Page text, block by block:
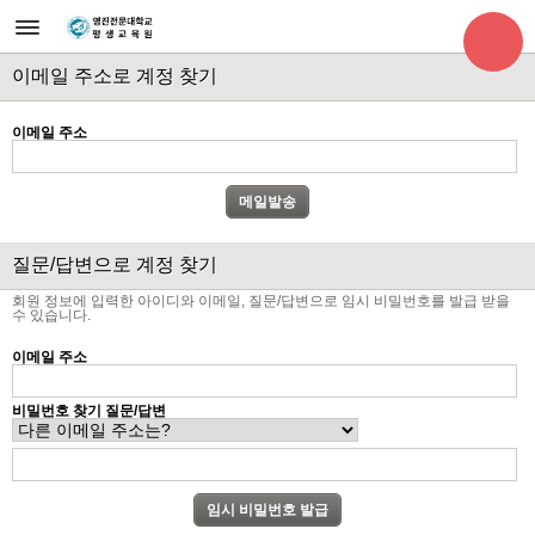
이메일 주소로 계정 찾기
이메일 주소
질문/답변으로 계정 찾기
회원 정보에 입력한 아이디와 이메일, 질문/답변으로 임시 비밀번호를 발급 받을
수 있습니다.
이메일 주소
비밀번호 찾기 질문/답변